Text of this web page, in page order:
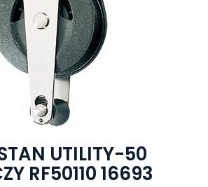
UTILITY-50
RF50110 16693